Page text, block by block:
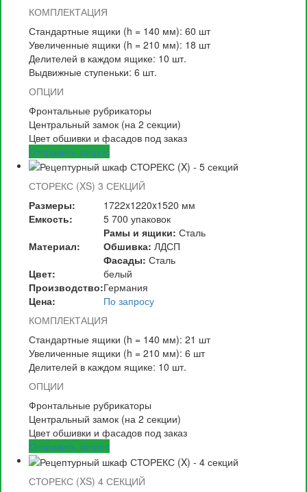
КОМПЛЕКТАЦИЯ
Стандартные ящики (h = 140 мм): 60 шт
Увеличенные ящики (h = 210 мм): 18 шт
Делителей в каждом ящике: 10 шт.
Выдвижные ступеньки: 6 шт.
ОПЦИИ
Фронтальные рубрикаторы
Центральный замок (на 2 секции)
Цвет обшивки и фасадов под заказ
Отправить запрос
СТОРЕКС (XS) 3 СЕКЦИЙ
Размеры:
1722x1220x1520 мм
Емкость:
5 700 упаковок
Материал:
Рамы и ящики: Сталь
Обшивка: ЛДСП
Фасады: Сталь
Цвет:
белый
Производство:Германия
Цена:
По запросу
КОМПЛЕКТАЦИЯ
Стандартные ящики (h = 140 мм): 21 шт
Увеличенные ящики (h = 210 мм): 6 шт
Делителей в каждом ящике: 10 шт.
ОПЦИИ
Фронтальные рубрикаторы
Центральный замок (на 2 секции)
Цвет обшивки и фасадов под заказ
Отправить запрос
СТОРЕКС (XS) 4 СЕКЦИЙ